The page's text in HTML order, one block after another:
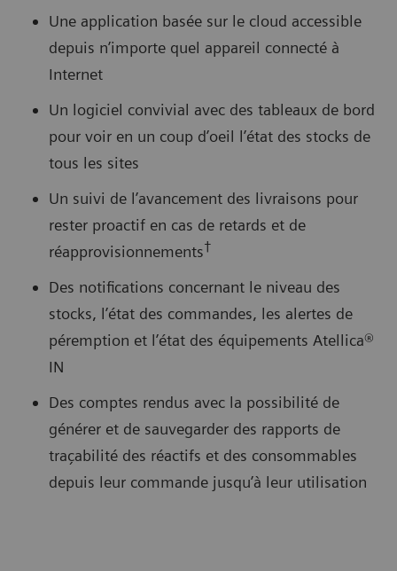
Une application basée sur le cloud accessible
depuis n’importe quel appareil connecté à
Internet
Un logiciel convivial avec des tableaux de bord
pour voir en un coup d’oeil l’état des stocks de
tous les sites
Un suivi de l’avancement des livraisons pour
rester proactif en cas de retards et de
réapprovisionnements†
Des notifications concernant le niveau des
stocks, l’état des commandes, les alertes de
péremption et l’état des équipements Atellica®
IN
Des comptes rendus avec la possibilité de
générer et de sauvegarder des rapports de
traçabilité des réactifs et des consommables
depuis leur commande jusqu’à leur utilisation